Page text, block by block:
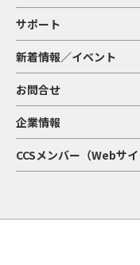
サポート
新着情報／イベント
お問合せ
企業情報
CCSメンバー（Webサイ